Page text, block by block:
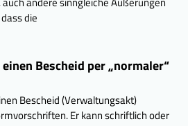
die
Bescheid per „normaler“
Bescheid (Verwaltungsakt)
Er kann schriftlich oder